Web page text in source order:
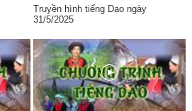
Truyền hình tiếng Dao ngày
31/5/2025